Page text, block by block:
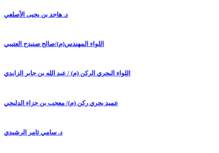
د. هاجد بن يحيى الأصلعي
اللواء المهندس(م)/صالح صنيدح العتيبي
اللواء البحري الركن (م) / عبد الله بن جابر الزايدي
عميد بحري ركن (م)/ معجب بن جزاء الدلبحي
د. سامي ثامر الرشيدي